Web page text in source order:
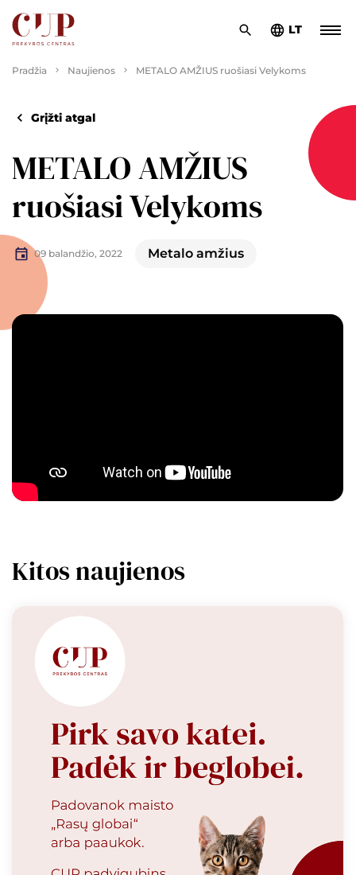
LT
Pradžia Naujienos METALO AMŽIUS ruošiasi Velykoms
Grįžti atgal
METALO AMŽIUS
ruošiasi Velykoms
09 balandžio, 2022 Metalo amžius
Kitos naujienos